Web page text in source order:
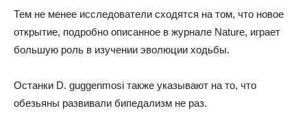
Тем не менее исследователи сходятся на том, что новое
открытие, подробно описанное в журнале Nature, играет
большую роль в изучении эволюции ходьбы.
Останки D. guggenmosi также указывают на то, что
обезьяны развивали бипедализм не раз.